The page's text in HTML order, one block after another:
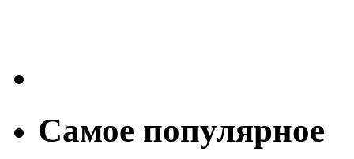
Самое популярное